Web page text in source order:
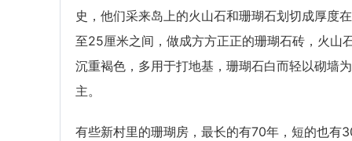
史，他们采来岛上的火山石和珊瑚石划切成厚度
至25厘米之间，做成方方正正的珊瑚石砖，火山
沉重褐色，多用于打地基，珊瑚石白而轻以砌墙为
主。
有些新村里的珊瑚房，最长的有70年，短的也有